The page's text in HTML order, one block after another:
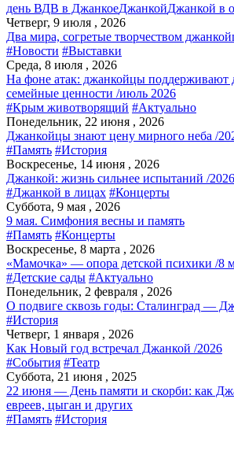
день ВДВ в ДжанкоеДжанкойДжанкой в
Четверг, 9 июля , 2026
Два мира, согретые творчеством
#Новости #Выставки
Среда, 8 июля , 2026
На фоне атак: джанкойцы поддерживают
семейные ценности /июль 2026
#Крым животворящий #Актуально
Понедельник, 22 июня , 2026
Джанкойцы знают цену мирного неба /
#Память #История
Воскресенье, 14 июня , 2026
Джанкой: жизнь сильнее испытаний /2026
#Джанкой в лицах #Концерты
Суббота, 9 мая , 2026
9 мая. Симфония весны и память
#Память #Концерты
Воскресенье, 8 марта , 2026
«Мамочка» — опора детской психики /8
#Детские сады #Актуально
Понедельник, 2 февраля , 2026
О подвиге сквозь годы: Сталинград —
#История
Четверг, 1 января , 2026
Как Новый год встречал Джанкой /2026
#События #Театр
Суббота, 21 июня , 2025
22 июня — День памяти и скорби: как
евреев, цыган и других
#Память #История